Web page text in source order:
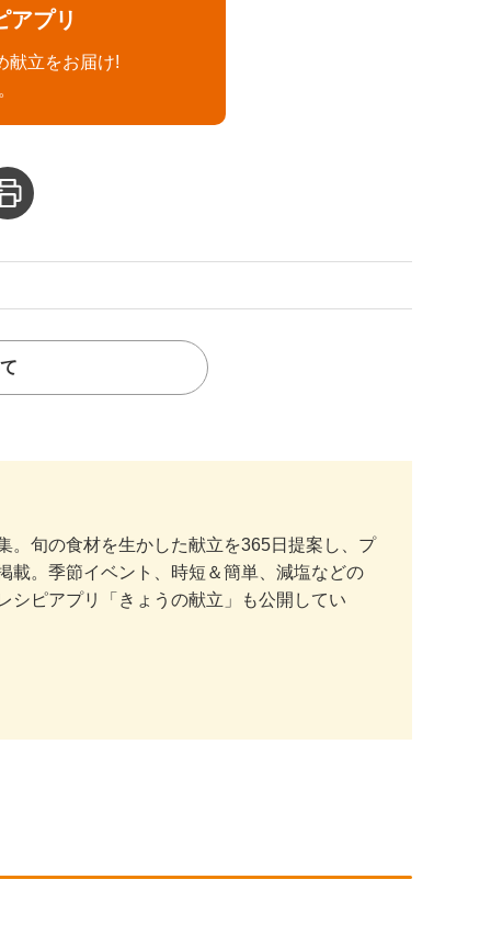
アプリ
献立をお届け!
。旬の食材を生かした献立を365日提案し、プ
載。季節イベント、時短＆簡単、減塩などの
シピアプリ「きょうの献立」も公開してい